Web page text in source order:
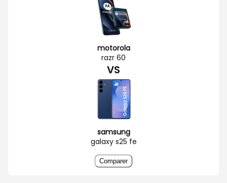
motorola
razr 60
VS
samsung
galaxy s25 fe
Comparer